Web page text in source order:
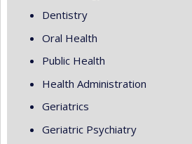
Dentistry
Oral Health
Public Health
Health Administration
Geriatrics
Geriatric Psychiatry